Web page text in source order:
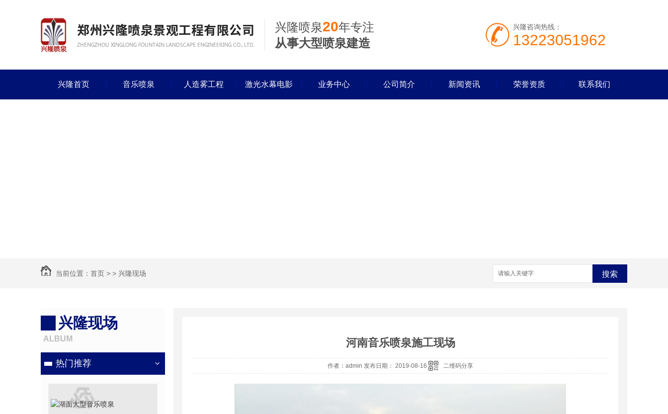
兴隆喷泉20年专注
从事大型喷泉建造
兴隆咨询热线：
13223051962
兴隆首页 音乐喷泉 人造雾工程 激光水幕电影 业务中心 公司简介 新闻资讯 荣誉资质 联系我们
当前位置： 首页 > > 兴隆现场 搜索
兴隆现场
ALBUM
热门推荐
河南音乐喷泉施工现场
作者：admin 发布日期： 2019-08-16 二维码分享